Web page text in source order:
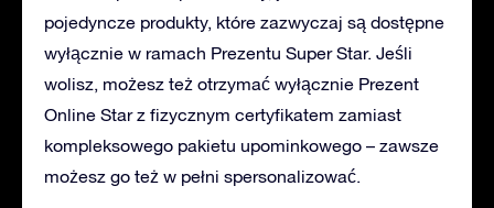
pojedyncze produkty, które zazwyczaj są dostępne
wyłącznie w ramach Prezentu Super Star. Jeśli
wolisz, możesz też otrzymać wyłącznie Prezent
Online Star z fizycznym certyfikatem zamiast
kompleksowego pakietu upominkowego – zawsze
możesz go też w pełni spersonalizować.